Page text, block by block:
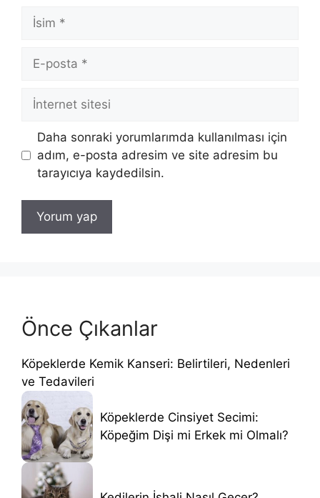
İsim
posta
İnternet
sitesi
Daha sonraki yorumlarımda kullanılması için
adım, e-posta adresim ve site adresim bu
tarayıcıya kaydedilsin.
Önce Çıkanlar
Köpeklerde Kemik Kanseri: Belirtileri, Nedenleri
ve Tedavileri
Köpeklerde Cinsiyet Secimi:
Köpeğim Dişi mi Erkek mi Olmalı?